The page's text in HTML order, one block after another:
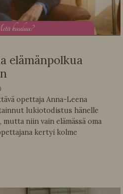
itä kuuluu?
elämänpolkua
opettaja Anna-Leena
lukiotodistus hänelle
niin vain elämässä oma
kertyi kolme